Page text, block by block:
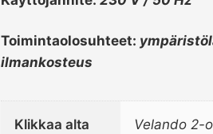
Toimintaolosuhteet:
ilmankosteus
Klikkaa alta
Velando 2-